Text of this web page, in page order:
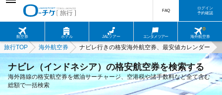
航空券 ホテル JALツアー エンタメツアー 海外航空券
FAQ
ログイン
予約確認
旅行TOP 海外航空券 ナビレ行きの格安海外航空券、最安値カレンダー
ナビレ（インドネシア）の格安航空券を検索する
海外路線の格安航空券を燃油サーチャージ、空港税や諸手数料など全て含む
総額で一括検索